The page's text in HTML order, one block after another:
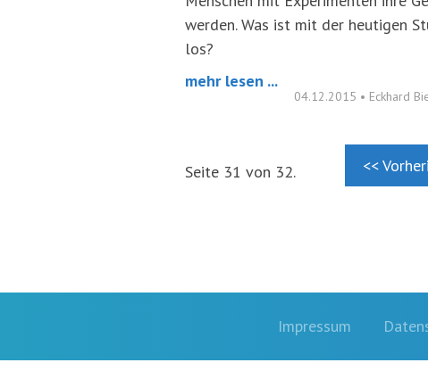
werden. Was ist mit der heutigen
los?
mehr lesen ...
04.12.2015 • Eckhard
Seite 31 von 32. <<
Impressum